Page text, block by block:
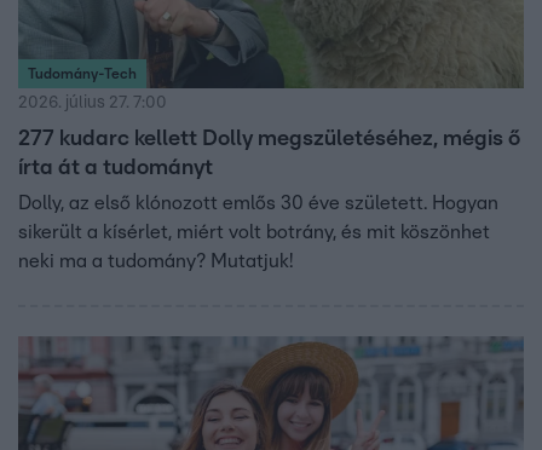
Tudomány-Tech
2026. július 27. 7:00
277 kudarc kellett Dolly megszületéséhez, mégis ő
írta át a tudományt
Dolly, az első klónozott emlős 30 éve született. Hogyan
sikerült a kísérlet, miért volt botrány, és mit köszönhet
neki ma a tudomány? Mutatjuk!